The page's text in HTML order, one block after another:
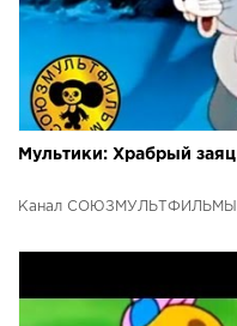
Мультики: Храбрый заяц
Канал СОЮЗМУЛЬТФИЛЬМЫ